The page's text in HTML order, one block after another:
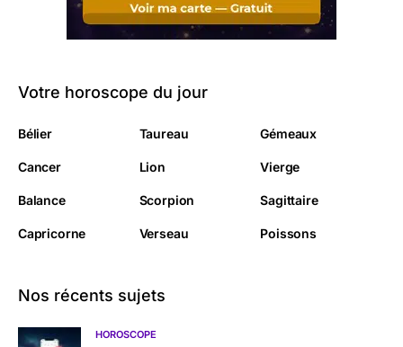
Votre horoscope du jour
Bélier Taureau Gémeaux
Cancer Lion Vierge
Balance Scorpion Sagittaire
Capricorne Verseau Poissons
Nos récents sujets
HOROSCOPE